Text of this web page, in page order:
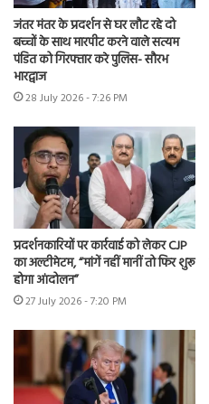
जंतर मंतर के प्रदर्शन से घर लौट रहे दो
बच्चों के साथ मारपीट करने वाले सत्यम
पंडित को गिरफ्तार करे पुलिस- सौरभ
भारद्वाज
28 July 2026 - 7:26 PM
प्रदर्शनकारियों पर कार्रवाई को लेकर CJP
का अल्टीमेटम, “मांगें नहीं मानीं तो फिर शुरू
होगा आंदोलन”
27 July 2026 - 7:20 PM